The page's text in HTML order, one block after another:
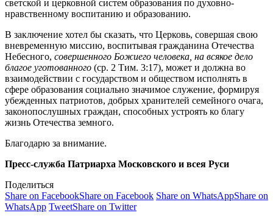
светской и церковной систем образования по духовно-
нравственному воспитанию и образованию.
В заключение хотел бы сказать, что Церковь, совершая свою
вневременную миссию, воспитывая гражданина Отечества
Небесного, совершенного Божиего человека, на всякое дело
благое уготованного (ср. 2 Тим. 3:17), может и должна во
взаимодействии с государством и обществом исполнять в
сфере образования социально значимое служение, формируя
убежденных патриотов, добрых хранителей семейного очага,
законопослушных граждан, способных устроять ко благу
жизнь Отечества земного.
Благодарю за внимание.
Пресс-служба Патриарха Московского и всея Руси
Поделиться
Share on FacebookShare on Facebook Share on WhatsAppShare on
WhatsApp TweetShare on Twitter